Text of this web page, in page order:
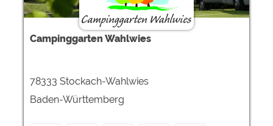
Campinggarten Wahlwies
78333 Stockach-Wahlwies
Baden-Württemberg